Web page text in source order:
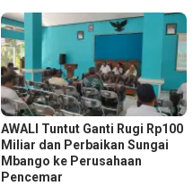
AWALI Tuntut Ganti Rugi Rp100
Miliar dan Perbaikan Sungai
Mbango ke Perusahaan
Pencemar